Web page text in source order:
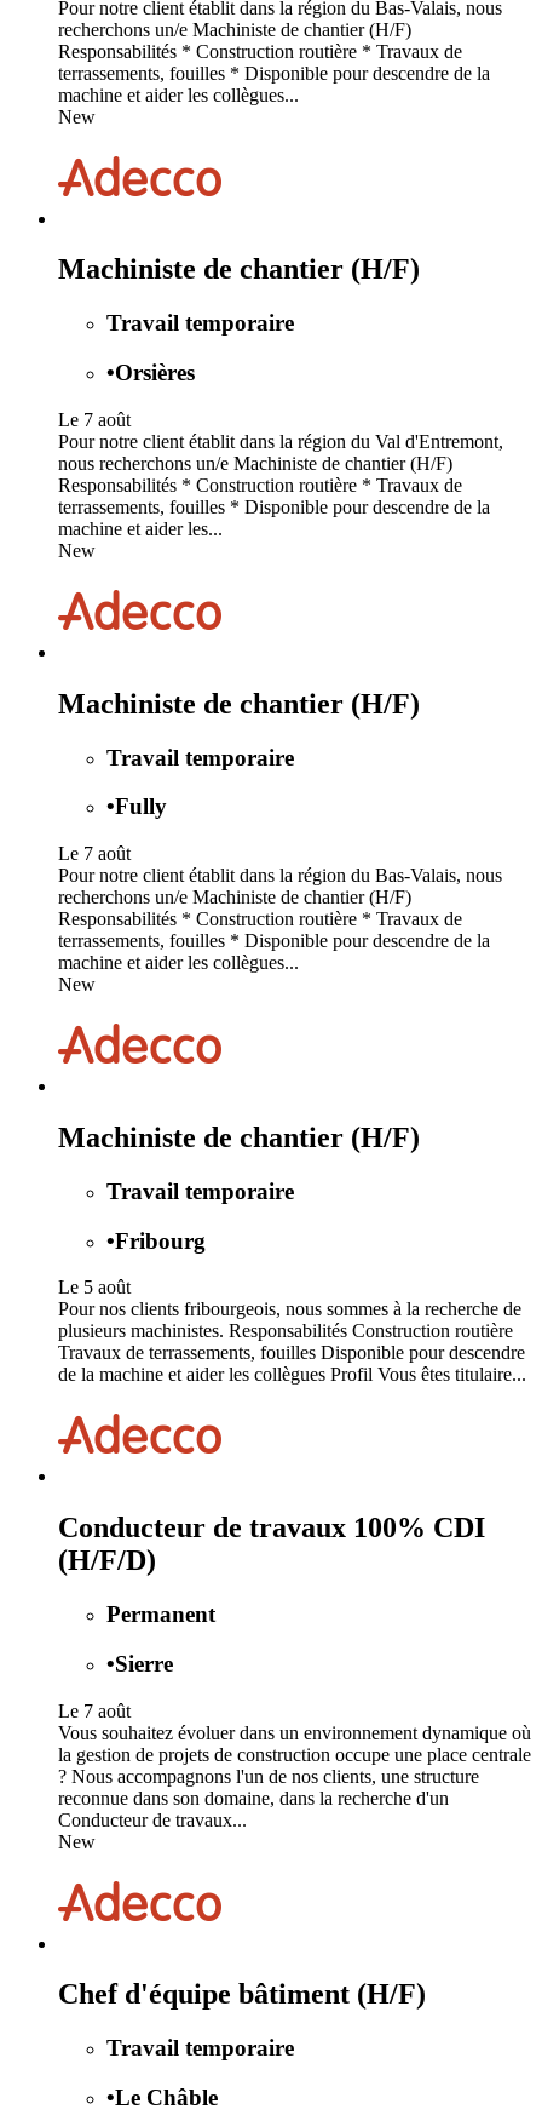
Pour notre client établit dans la région du Bas-Valais, nous
recherchons un/e Machiniste de chantier (H/F)
Responsabilités * Construction routière * Travaux de
terrassements, fouilles * Disponible pour descendre de la
machine et aider les collègues...
New
Machiniste de chantier (H/F)
Travail temporaire
•Orsières
Le 7 août
Pour notre client établit dans la région du Val d'Entremont,
nous recherchons un/e Machiniste de chantier (H/F)
Responsabilités * Construction routière * Travaux de
terrassements, fouilles * Disponible pour descendre de la
machine et aider les...
New
Machiniste de chantier (H/F)
Travail temporaire
•Fully
Le 7 août
Pour notre client établit dans la région du Bas-Valais, nous
recherchons un/e Machiniste de chantier (H/F)
Responsabilités * Construction routière * Travaux de
terrassements, fouilles * Disponible pour descendre de la
machine et aider les collègues...
New
Machiniste de chantier (H/F)
Travail temporaire
•Fribourg
Le 5 août
Pour nos clients fribourgeois, nous sommes à la recherche de
plusieurs machinistes. Responsabilités Construction routière
Travaux de terrassements, fouilles Disponible pour descendre
de la machine et aider les collègues Profil Vous êtes titulaire...
Conducteur de travaux 100% CDI
(H/F/D)
Permanent
•Sierre
Le 7 août
Vous souhaitez évoluer dans un environnement dynamique où
la gestion de projets de construction occupe une place centrale
? Nous accompagnons l'un de nos clients, une structure
reconnue dans son domaine, dans la recherche d'un
Conducteur de travaux...
New
Chef d'équipe bâtiment (H/F)
Travail temporaire
•Le Châble